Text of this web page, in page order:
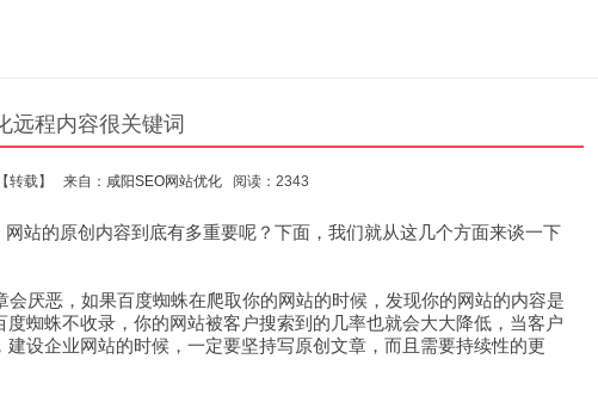
远程内容很关键词
转载】 来自： 咸阳SEO网站优化 阅读：2343
站的原创内容到底有多重要呢？下面，我们就从这几个方面来谈一下
厌恶，如果百度蜘蛛在爬取你的网站的时候，发现你的网站的内容是
蜘蛛不收录，你的网站被客户搜索到的几率也就会大大降低，当客户
设企业网站的时候，一定要坚持写原创文章，而且需要持续性的更